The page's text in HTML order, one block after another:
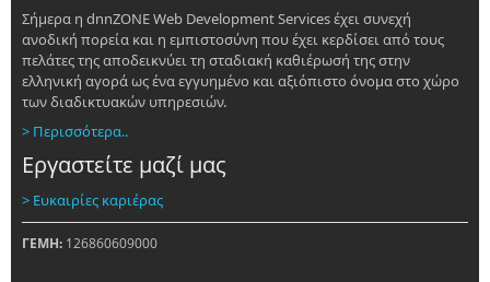
Σήμερα η dnnZONE Web Development Services έχει συνεχή
ανοδική πορεία και η εμπιστοσύνη που έχει κερδίσει από τους
πελάτες της αποδεικνύει τη σταδιακή καθιέρωσή της στην
ελληνική αγορά ως ένα εγγυημένο και αξιόπιστο όνομα στο χώρο
των διαδικτυακών υπηρεσιών.
> Περισσότερα..
Εργαστείτε μαζί μας
> Ευκαιρίες καριέρας
ΓΕΜΗ: 126860609000